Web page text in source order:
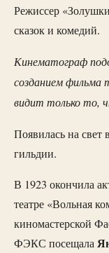
Режиссер
сказок и комедий.
Кинематограф
созданием фильма
видит только то,
Появилась на свет в
гильдии.
В 1923 окончила
театре «Вольная
киномастерской
ФЭКС посещала